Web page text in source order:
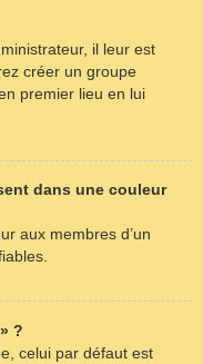
il leur est
créer un groupe
premier lieu en lui
dans une couleur
aux membres d’un
?
celui par défaut est